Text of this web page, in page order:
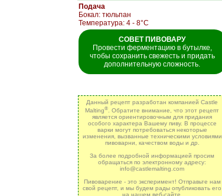
Подача
Бокал: тюльпан
Температура: 4 - 8°C
СОВЕТ ПИВОВАРУ
Провести ферментацию в бутылке,
чтобы сохранить свежесть и придать
дополнительную сложность.
Данный рецепт разработан компанией Castle
Malting®. Обратите внимание, что этот рецепт
является ориентировочным для придания
особого характера Вашему пиву. B процессе
варки могут потребоваться некоторые
изменения, вызванные техническими условиями
пивоварни, качеством воды и др.
За более подробной информацией просим
обращаться по электронному адресу:
info@castlemalting.com
Пивоварение - это эксперимент! Отправьте нам
свой рецепт, и мы будем рады опубликовать его